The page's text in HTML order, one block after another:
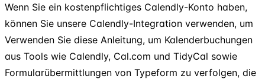
Wenn Sie ein kostenpflichtiges Calendly-Konto haben,
können Sie unsere Calendly-Integration verwenden, um
Verwenden Sie diese Anleitung, um Kalenderbuchungen
aus Tools wie Calendly, Cal.com und TidyCal sowie
Formularübermittlungen von Typeform zu verfolgen, die